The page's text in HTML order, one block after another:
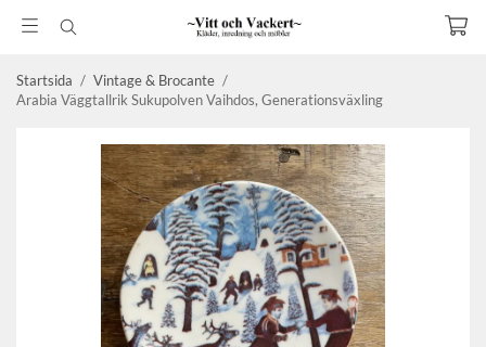
Startsida / Vintage & Brocante /
Arabia Väggtallrik Sukupolven Vaihdos, Generationsväxling